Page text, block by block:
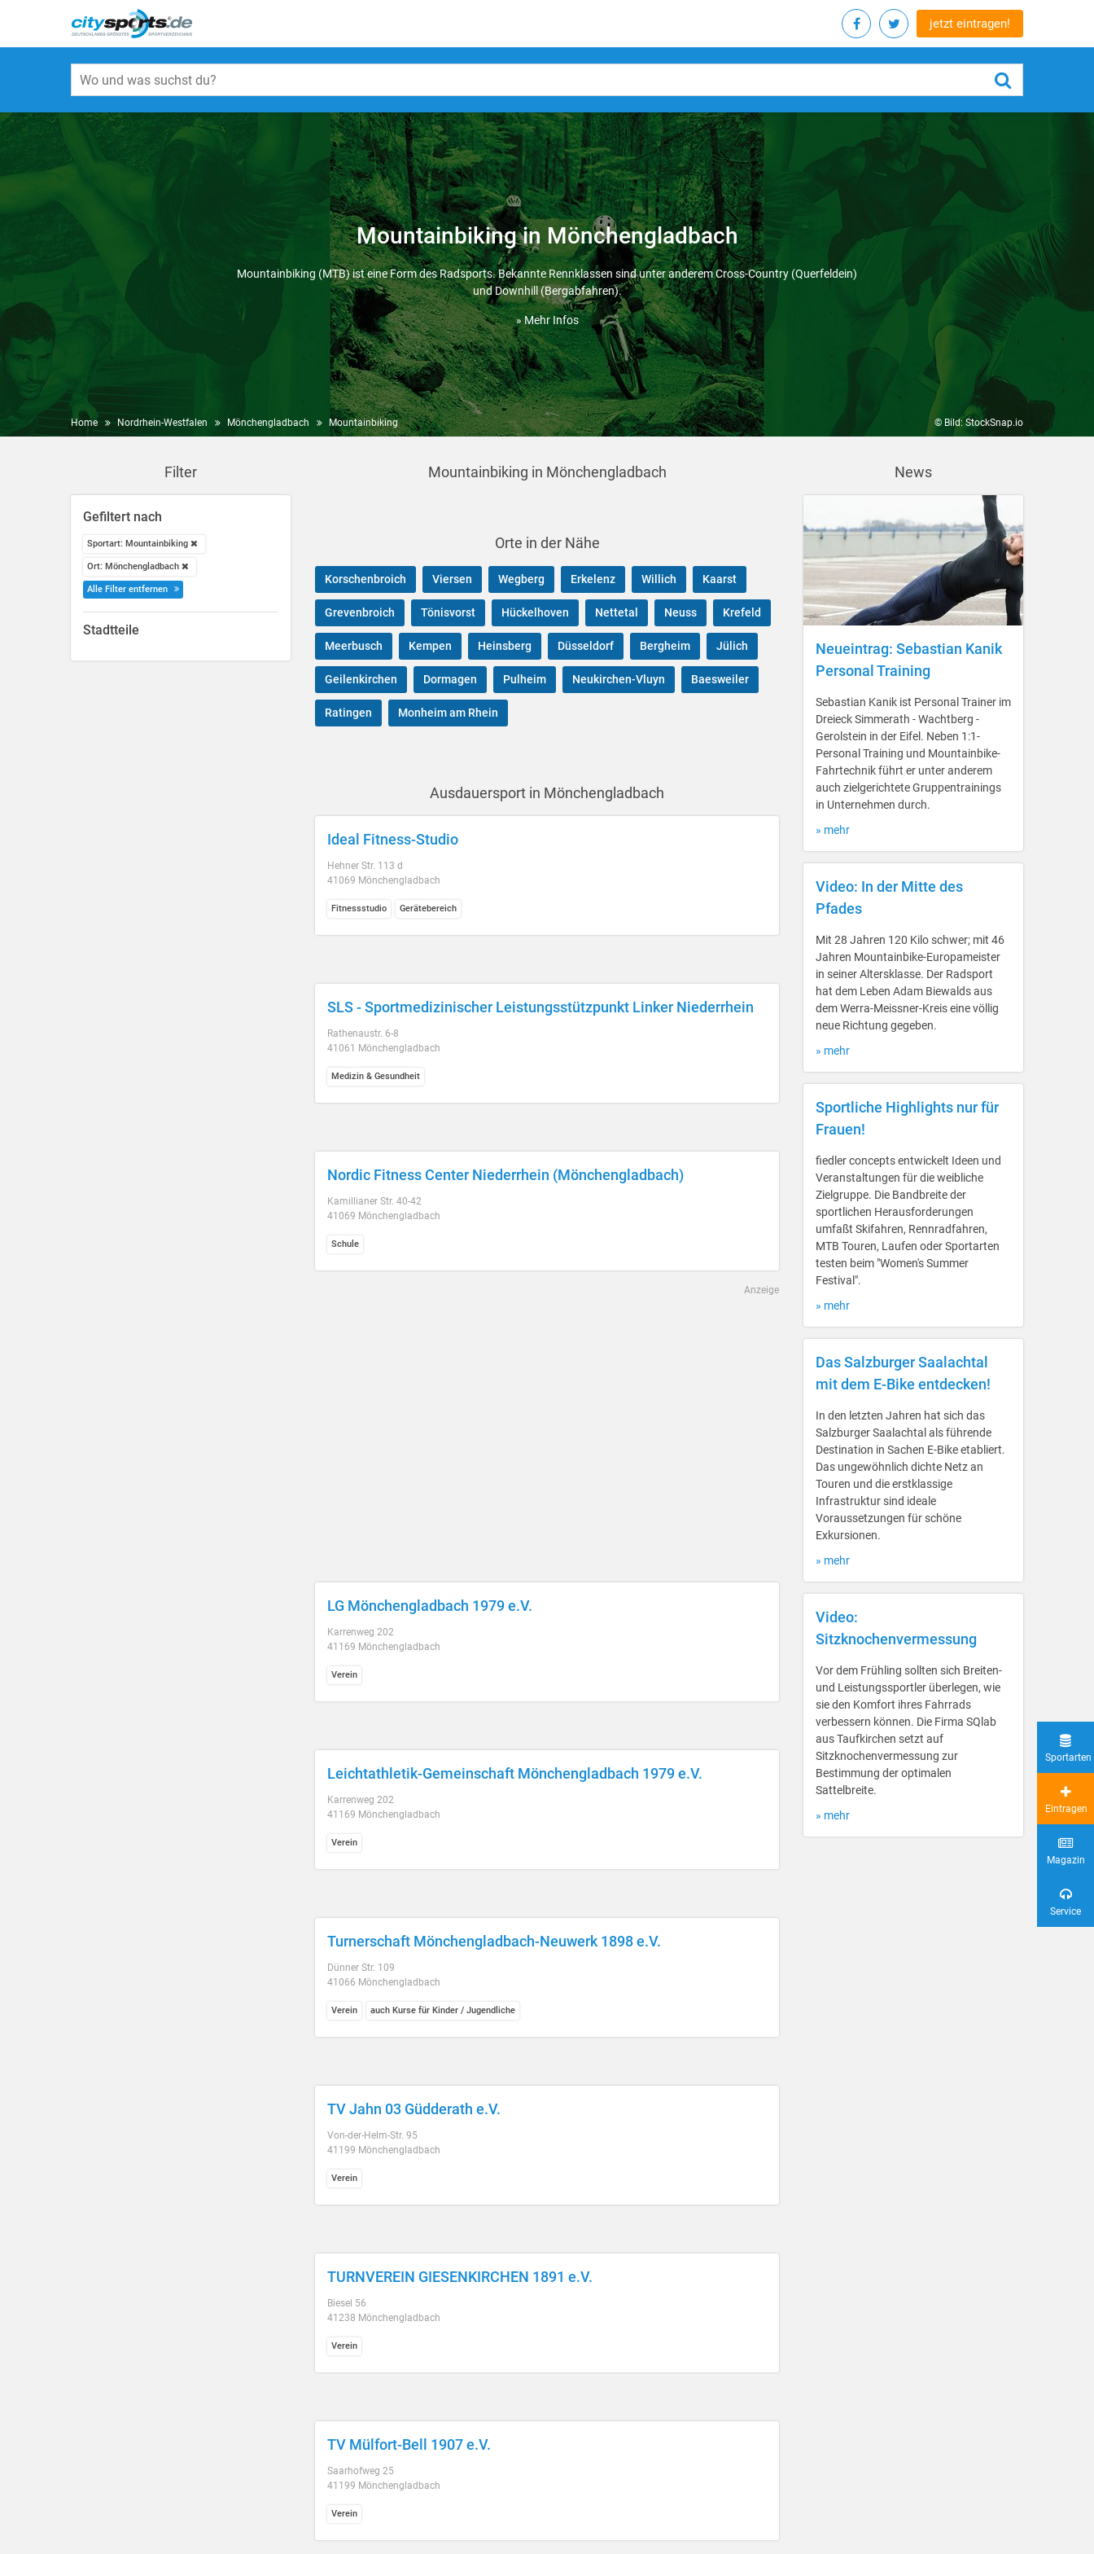
jetzt eintragen!
Mountainbiking in Mönchengladbach
Mountainbiking (MTB) ist eine Form des Radsports. Bekannte Rennklassen sind unter anderem Cross-Country (Querfeldein)
und Downhill (Bergabfahren).
» Mehr Infos
Home Nordrhein-Westfalen Mönchengladbach Mountainbiking © Bild: StockSnap.io
Filter
Gefiltert nach
Sportart: Mountainbiking
Ort: Mönchengladbach
Alle Filter entfernen
Stadtteile
Mountainbiking in Mönchengladbach
Orte in der Nähe
Korschenbroich Viersen Wegberg Erkelenz Willich Kaarst
Grevenbroich Tönisvorst Hückelhoven Nettetal Neuss Krefeld
Meerbusch Kempen Heinsberg Düsseldorf Bergheim Jülich
Geilenkirchen Dormagen Pulheim Neukirchen-Vluyn Baesweiler
Ratingen Monheim am Rhein
Ausdauersport in Mönchengladbach
Ideal Fitness-Studio
Hehner Str. 113 d
41069 Mönchengladbach
Fitnessstudio Gerätebereich
SLS - Sportmedizinischer Leistungsstützpunkt Linker Niederrhein
Rathenaustr. 6-8
41061 Mönchengladbach
Medizin & Gesundheit
Nordic Fitness Center Niederrhein (Mönchengladbach)
Kamillianer Str. 40-42
41069 Mönchengladbach
Schule
Anzeige
LG Mönchengladbach 1979 e.V.
Karrenweg 202
41169 Mönchengladbach
Verein
Leichtathletik-Gemeinschaft Mönchengladbach 1979 e.V.
Karrenweg 202
41169 Mönchengladbach
Verein
Turnerschaft Mönchengladbach-Neuwerk 1898 e.V.
Dünner Str. 109
41066 Mönchengladbach
Verein auch Kurse für Kinder / Jugendliche
TV Jahn 03 Güdderath e.V.
Von-der-Helm-Str. 95
41199 Mönchengladbach
Verein
TURNVEREIN GIESENKIRCHEN 1891 e.V.
Biesel 56
41238 Mönchengladbach
Verein
TV Mülfort-Bell 1907 e.V.
Saarhofweg 25
41199 Mönchengladbach
Verein
News
Neueintrag: Sebastian Kanik
Personal Training
Sebastian Kanik ist Personal Trainer im
Dreieck Simmerath - Wachtberg -
Gerolstein in der Eifel. Neben 1:1-
Personal Training und Mountainbike-
Fahrtechnik führt er unter anderem
auch zielgerichtete Gruppentrainings
in Unternehmen durch.
» mehr
Video: In der Mitte des
Pfades
Mit 28 Jahren 120 Kilo schwer; mit 46
Jahren Mountainbike-Europameister
in seiner Altersklasse. Der Radsport
hat dem Leben Adam Biewalds aus
dem Werra-Meissner-Kreis eine völlig
neue Richtung gegeben.
» mehr
Sportliche Highlights nur für
Frauen!
fiedler concepts entwickelt Ideen und
Veranstaltungen für die weibliche
Zielgruppe. Die Bandbreite der
sportlichen Herausforderungen
umfaßt Skifahren, Rennradfahren,
MTB Touren, Laufen oder Sportarten
testen beim "Women's Summer
Festival".
» mehr
Das Salzburger Saalachtal
mit dem E-Bike entdecken!
In den letzten Jahren hat sich das
Salzburger Saalachtal als führende
Destination in Sachen E-Bike etabliert.
Das ungewöhnlich dichte Netz an
Touren und die erstklassige
Infrastruktur sind ideale
Voraussetzungen für schöne
Exkursionen.
» mehr
Video:
Sitzknochenvermessung
Vor dem Frühling sollten sich Breiten-
und Leistungssportler überlegen, wie
sie den Komfort ihres Fahrrads
verbessern können. Die Firma SQlab
aus Taufkirchen setzt auf
Sitzknochenvermessung zur
Bestimmung der optimalen
Sattelbreite.
» mehr
Sportarten
Eintragen
Magazin
Service